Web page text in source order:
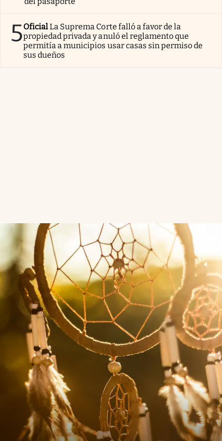
5OficialLa Suprema Corte falló a favor de la
propiedad privada y anuló el reglamento que
permitía a municipios usar casas sin permiso de
sus dueños